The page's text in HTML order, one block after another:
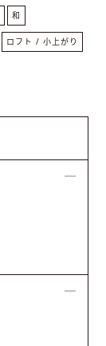
和
ロフト / 小上がり